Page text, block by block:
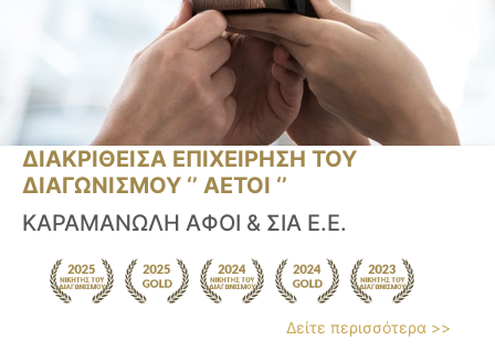
ΔΙΑΚΡΙΘΕΙΣΑ ΕΠΙΧΕΙΡΗΣΗ ΤΟΥ
ΔΙΑΓΩΝΙΣΜΟΥ ‘’ ΑΕΤΟΙ ‘’
ΚΑΡΑΜΑΝΩΛΗ ΑΦΟΙ & ΣΙΑ Ε.Ε.
Δείτε περισσότερα >>